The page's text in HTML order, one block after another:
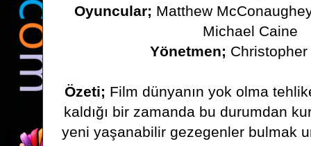
Oyuncular; Matthew
Michael Caine
Yönetmen;
Özeti; Film dünyanın yok olma
kaldığı bir zamanda bu durumdan
yeni yaşanabilir gezegenler bulmak